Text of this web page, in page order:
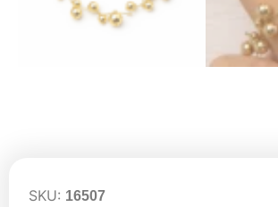
SKU: 16507